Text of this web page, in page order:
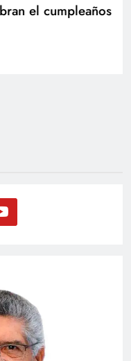
el cumpleaños